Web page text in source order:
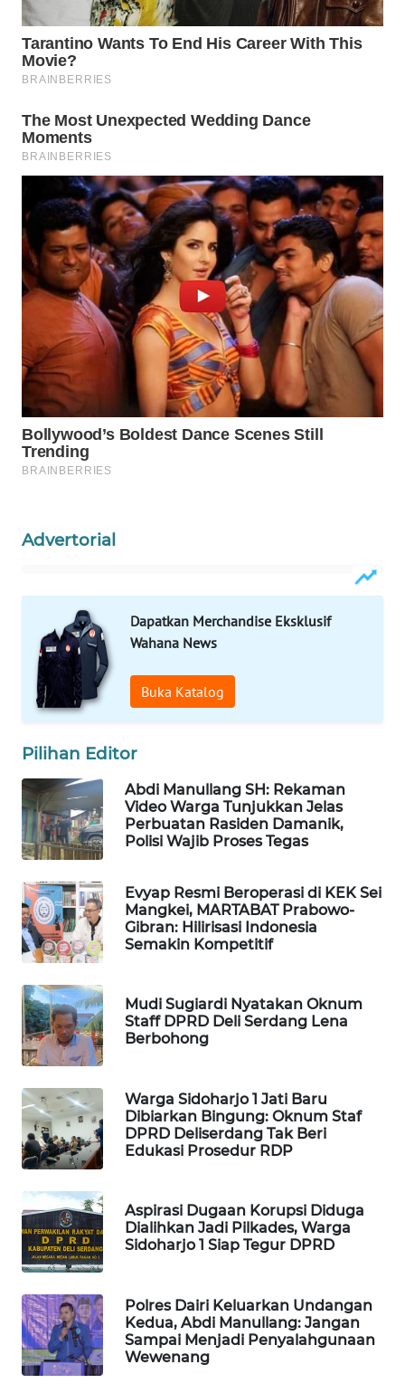
Advertorial
Dapatkan Merchandise Eksklusif
Wahana News
Buka Katalog
Pilihan Editor
Abdi Manullang SH: Rekaman
Video Warga Tunjukkan Jelas
Perbuatan Rasiden Damanik,
Polisi Wajib Proses Tegas
Evyap Resmi Beroperasi di KEK Sei
Mangkei, MARTABAT Prabowo-
Gibran: Hilirisasi Indonesia
Semakin Kompetitif
Mudi Sugiardi Nyatakan Oknum
Staff DPRD Deli Serdang Lena
Berbohong
Warga Sidoharjo 1 Jati Baru
Dibiarkan Bingung: Oknum Staf
DPRD Deliserdang Tak Beri
Edukasi Prosedur RDP
Aspirasi Dugaan Korupsi Diduga
Dialihkan Jadi Pilkades, Warga
Sidoharjo 1 Siap Tegur DPRD
Polres Dairi Keluarkan Undangan
Kedua, Abdi Manullang: Jangan
Sampai Menjadi Penyalahgunaan
Wewenang
WAHANA
TANI
WAHANA
ADVOKAT
WAHANA
INFRASTRUKTUR
WAHANA
KONSUMEN
WAHANA
LISTRIK
WAHANA
TRAVEL
WAHANA
TV
ID
CO ID
WAHANANEWS
NET
WAHANA
SPORT
WAHANA
UMKM
WAHANA
WAHANA
PERSONA
WAHANA
OTOMOTIF
WAHANA
WAHANA
DESA
WISATA
LAPAK
WAHANA
Wahana
Network
KONSUMEN
LISTRIK